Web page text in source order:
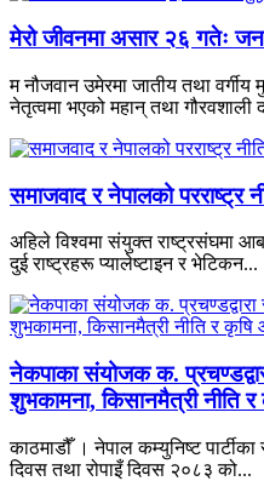
मेरो जीवनमा असार २६ गतेः
म नौजवान उमेरमा जातीय तथा वर्गीय
नेतृत्वमा भएको महान् तथा गौरवशाली
समाजवाद र नेपालको परराष्ट्र
अहिले विश्वमा संयुक्त राष्ट्रसंघमा
दुई राष्ट्रहरू प्यालेष्टाइन र भेटिकन...
नेकपाका संयोजक क.
शुभकामना, किसानमैत्री नीति र
काठमाडौँ । नेपाल कम्युनिष्ट
दिवस तथा रोपाइँ दिवस २०८३ को...